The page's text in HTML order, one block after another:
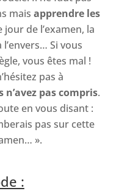
mais apprendre les
de l’examen, la
Si vous
vous êtes mal !
pas à
pas compris.
en vous disant :
pas sur cette
».
: